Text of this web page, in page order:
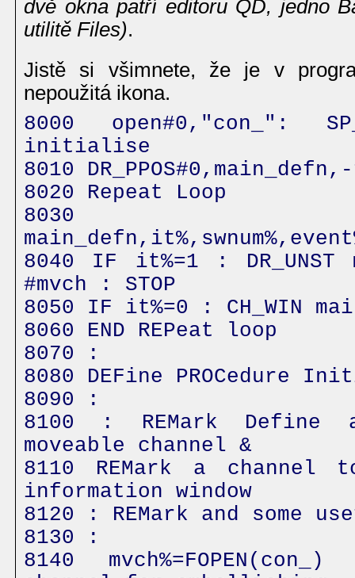
dvě okna patří editoru QD, jedno
utilitě Files).
Jistě si všimnete, že je v
nepoužitá ikona.
8000 open#0,"con_":
initialise
8010
8020 Repeat Loop
8030
8040 IF it%=1 : DR_UNST
#mvch : STOP
8050 IF it%=0 : CH_WIN
8060 END REPeat loop
8070 :
8080 DEFine PROCedure
8090 :
8100 : REMark Define
moveable channel &
8110 REMark a channel
information window
8120 : REMark and some
8130 :
8140